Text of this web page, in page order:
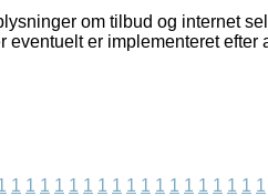
om tilbud og internet
eventuelt er implementeret efter
1 1 1 1 1 1 1 1 1 1 1 1 1 1 1 1 1 1